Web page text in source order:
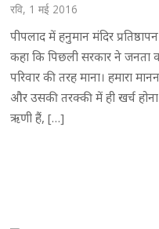
रवि, 1 मई 2016
पीपलाद में हनुमान मंदिर
कहा कि पिछली सरकार ने
परिवार की तरह माना। हमारा
और उसकी तरक्की में ही खर्च
ऋणी हैं, […]